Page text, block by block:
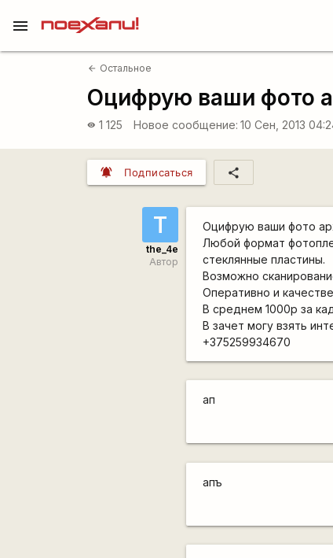
menu
arrow_back Остальное
Оцифрую ваши фото
visibility 1 125 Новое сообщение: 10 Сен, 2013
notifications_active Подписаться share
T
the_4e
Автор
Оцифрую ваши фото
Любой формат
стеклянные пластины.
Возможно
Оперативно и
В среднем 1000р за
В зачет могу взять
+375259934670
ап
апъ